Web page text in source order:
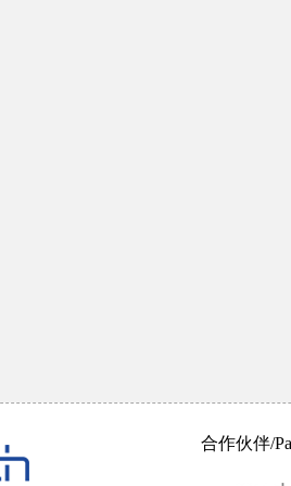
合作伙伴/